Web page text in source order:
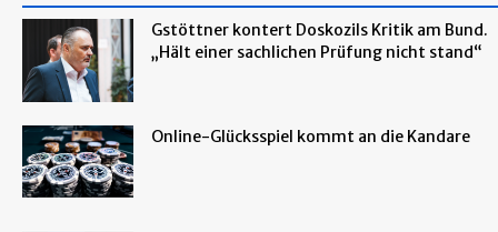
Gstöttner kontert Doskozils Kritik am Bund.
„Hält einer sachlichen Prüfung nicht stand“
Online-Glücksspiel kommt an die Kandare